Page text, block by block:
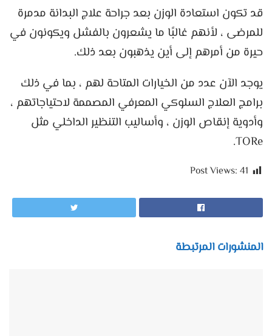
قد تكون استعادة الوزن بعد جراحة علاج البدانة مدمرة
للمرضى ، لأنهم غالبًا ما يشعرون بالفشل ويكونون في
حيرة من أمرهم إلى أين يذهبون بعد ذلك.
يوجد الآن عدد من الخيارات المتاحة لهم ، بما في ذلك
برامج العلاج السلوكي المعرفي المصممة لاحتياجاتهم ،
وأدوية إنقاص الوزن ، وأساليب التنظير الداخلي مثل
TORe.
Post Views: 41
المنشورات المرتبطة